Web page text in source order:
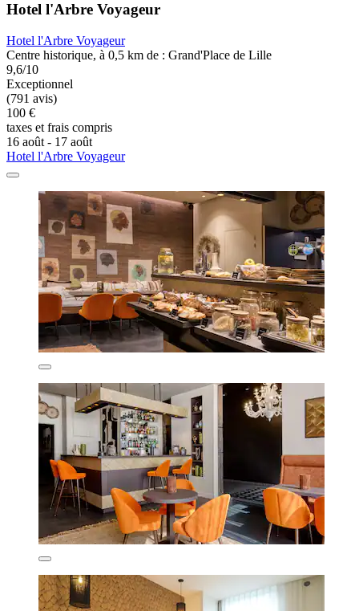
Hotel l'Arbre Voyageur
Hotel l'Arbre Voyageur
Centre historique, à 0,5 km de : Grand'Place de Lille
9,6/10
Exceptionnel
(791 avis)
100 €
taxes et frais compris
16 août - 17 août
Hotel l'Arbre Voyageur